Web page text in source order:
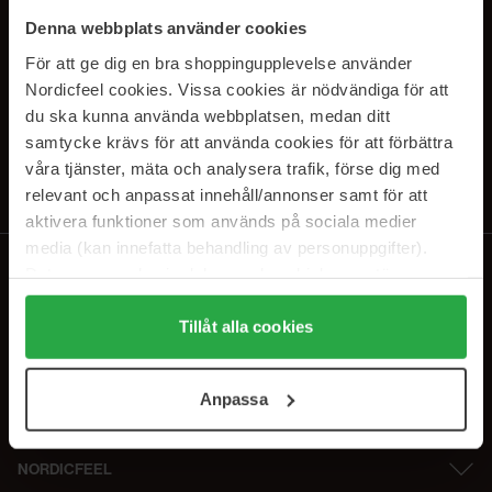
Denna webbplats använder cookies
För att ge dig en bra shoppingupplevelse använder
Nordicfeel cookies. Vissa cookies är nödvändiga för att
du ska kunna använda webbplatsen, medan ditt
samtycke krävs för att använda cookies för att förbättra
våra tjänster, mäta och analysera trafik, förse dig med
relevant och anpassat innehåll/annonser samt för att
aktivera funktioner som används på sociala medier
media (kan innefatta behandling av personuppgifter).
Genom att trycka på "Tillåt alla cookies" accepterar du
alla cookies, medan du under "Detaljer" kan anpassa
användningen av cookies. Du kan när som helst återkalla
samt vår Integritetspolicy.
Tillåt alla cookies
Anpassa
PRENUMERERA PÅ VÅRA
NYHETSBREV
E-postadress
Genom att prenumerera accepterar du vårIntegritetspolicy.
NORDICFEEL